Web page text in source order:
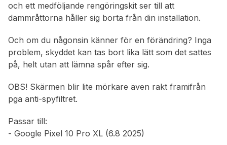
och ett medföljande rengöringskit ser till att
dammråttorna håller sig borta från din installation.
Och om du någonsin känner för en förändring? Inga
problem, skyddet kan tas bort lika lätt som det sattes
på, helt utan att lämna spår efter sig.
OBS! Skärmen blir lite mörkare även rakt framifrån
pga anti-spyfiltret.
Passar till:
- Google Pixel 10 Pro XL (6.8 2025)